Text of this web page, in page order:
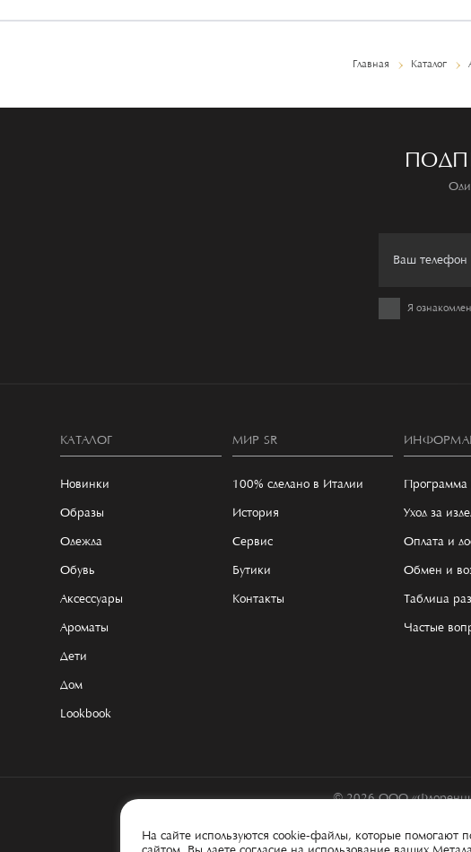
Главная Каталог
На сайте используются cookie-файлы, которые помогают
Я
КАТАЛОГ
Новинки
Образы
Одежда
Обувь
Аксессуары
Ароматы
Дети
Дом
Lookbook
МИР SR
100% сделано в Италии
История
Сервис
Бутики
Контакты
Программа
Уход за
Оплата и
Обмен и
Таблица
Частые
© 2026 ООО